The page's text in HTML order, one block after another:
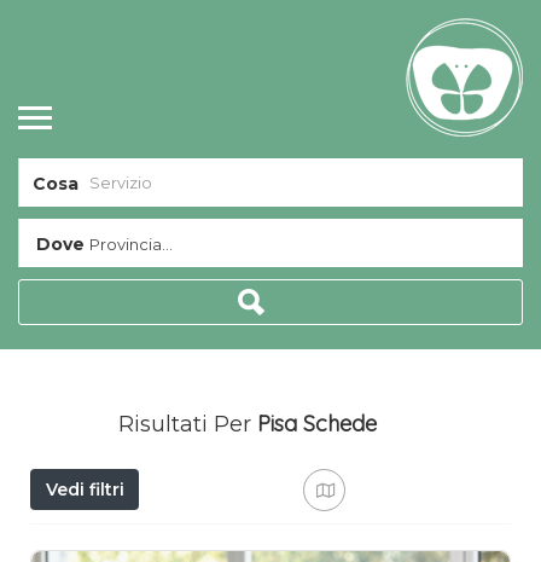
Cosa
Dove Provincia...
Risultati Per Pisa Schede
Vedi filtri